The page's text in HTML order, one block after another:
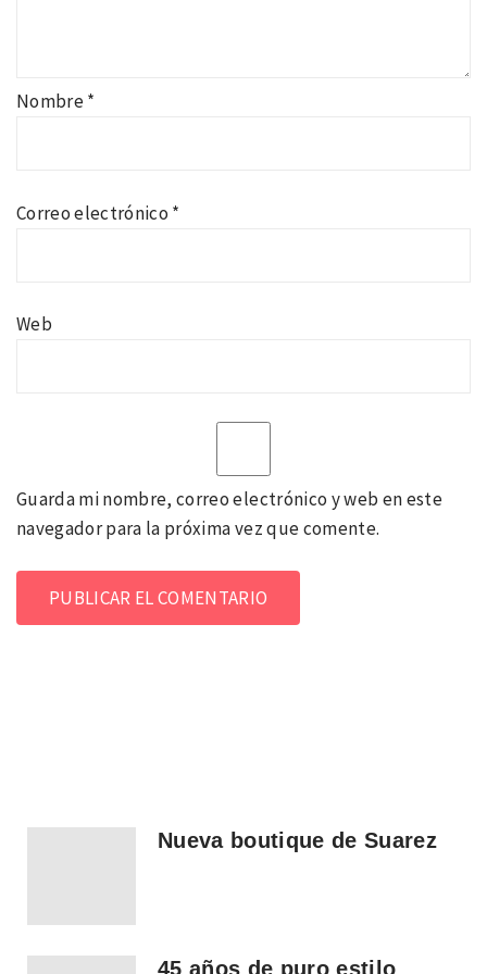
Nombre*
Correo electrónico *
Web
Guarda mi nombre, correo electrónico y web en este
navegador para la próxima vez que comente.
Nueva boutique de Suarez
45 años de puro estilo